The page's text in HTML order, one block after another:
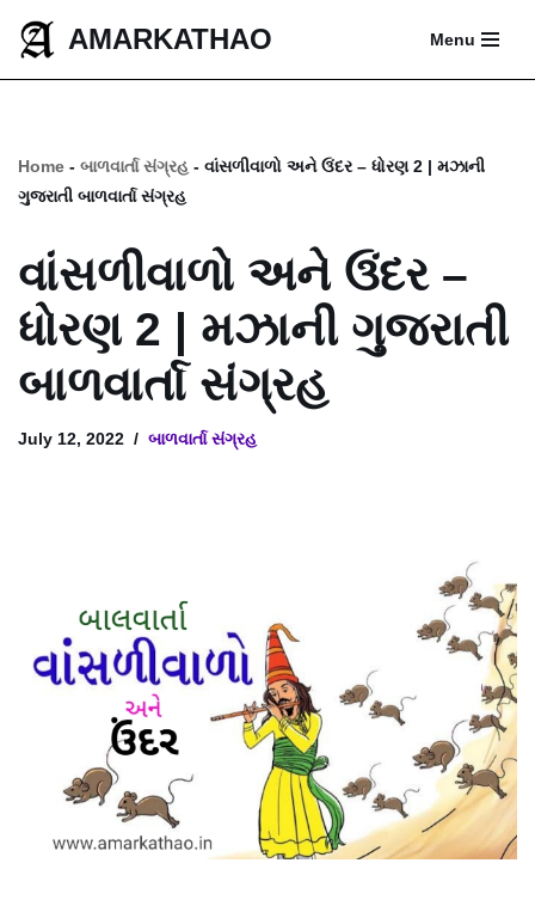
Skip
AMARKATHAO Menu
Home - બાળવાર્તા સંગ્રહ - વાંસળીવાળો અને ઉંદર – ધોરણ 2 | મઝાની
ગુજરાતી બાળવાર્તા સંગ્રહ
વાંસળીવાળો અને ઉંદર –
ધોરણ 2 | મઝાની ગુજરાતી
બાળવાર્તા સંગ્રહ
July 12, 2022 બાળવાર્તા સંગ્રહ